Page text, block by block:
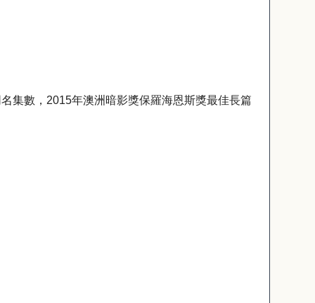
集數， 2015年澳洲暗影獎保羅海恩斯獎最佳長篇